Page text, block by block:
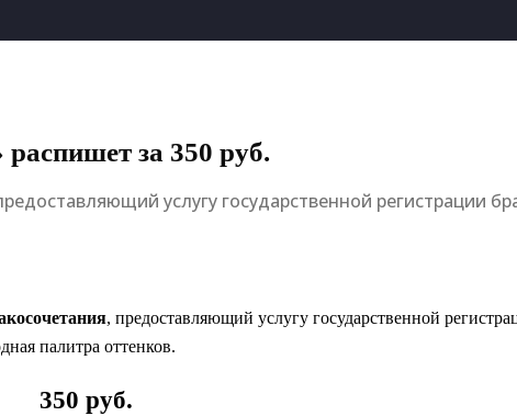
за 350 руб.
услугу государственной регистрации
, предоставляющий услугу государственной
палитра оттенков.
350 руб.